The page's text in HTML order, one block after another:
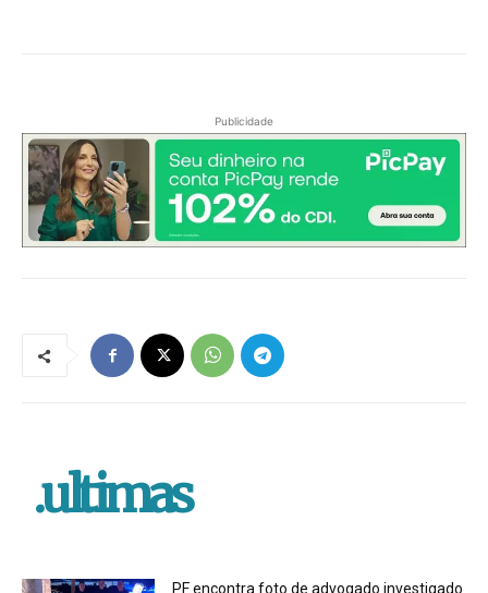
Publicidade
.ultimas
PF encontra foto de advogado investigado